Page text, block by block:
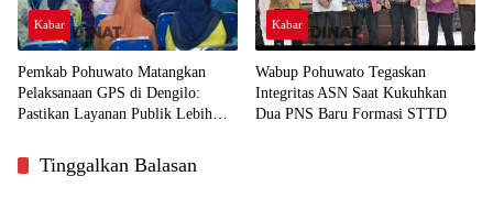
Kabar
Pemkab Pohuwato Matangkan
Pelaksanaan GPS di Dengilo:
Pastikan Layanan Publik Lebih
Kabar
Wabup Pohuwato Tegaskan
Integritas ASN Saat Kukuhkan
Dua PNS Baru Formasi STTD
Tinggalkan Balasan